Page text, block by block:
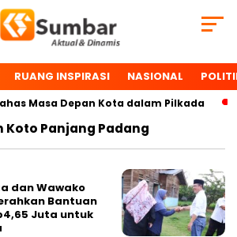
RUANG INSPIRASI NASIONAL
Masa Depan Kota dalam Pilkada
Koto Panjang Padang
dan Wawako
Bantuan
Juta untuk